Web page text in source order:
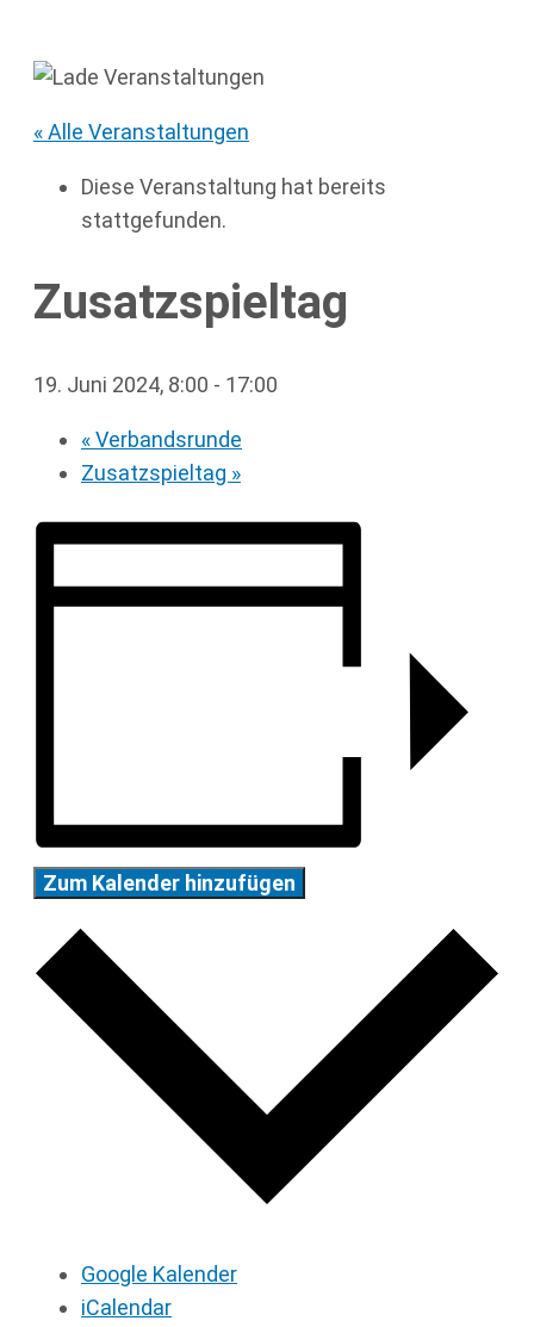
« Alle Veranstaltungen
Diese Veranstaltung hat bereits
stattgefunden.
Zusatzspieltag
19. Juni 2024, 8:00 - 17:00
«Verbandsrunde
Zusatzspieltag »
Zum Kalender hinzufügen
Google Kalender
iCalendar